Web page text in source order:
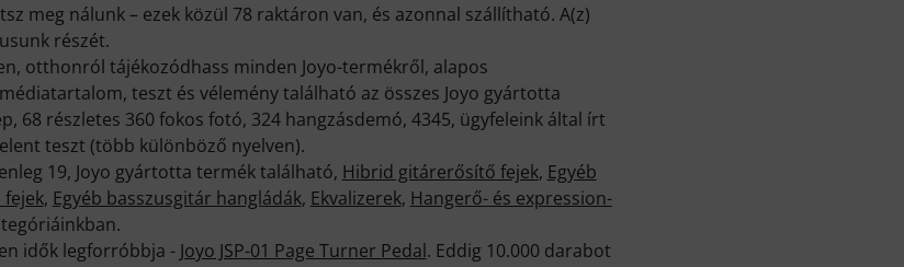
meg nálunk – ezek közül 78 raktáron van, és azonnal szállítható. A(z)
részét.
otthonról tájékozódhass minden Joyo-termékről, alapos
teszt és vélemény található az összes Joyo gyártotta
68 részletes 360 fokos fotó, 324 hangzásdemó, 4345, ügyfeleink által írt
teszt (több különböző nyelven).
19, Joyo gyártotta termék található, Hibrid gitárerősítő fejek, Egyéb
, Egyéb basszusgitár hangládák, Ekvalizerek, Hangerő- és expression-
idők legforróbbja - Joyo JSP-01 Page Turner Pedal. Eddig 10.000 darabot